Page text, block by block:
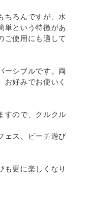
ちろんですが、水
単という特徴があ
ご使用にも適して
ーシブルです。両
お好みでお使いく
すので、クルクル
ェス、ビーチ遊び
も更に楽しくなり